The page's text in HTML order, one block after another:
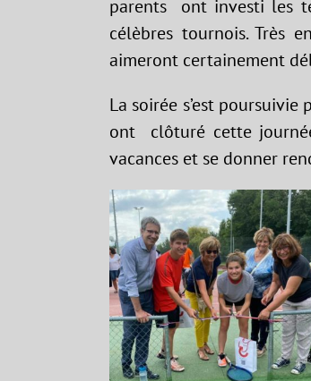
parents ont investi les
célèbres tournois. Très
aimeront certainement
La soirée s’est
ont clôturé cette
vacances et se donner